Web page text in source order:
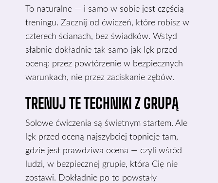
To naturalne — i samo w sobie jest częścią
treningu. Zacznij od ćwiczeń, które robisz w
czterech ścianach, bez świadków. Wstyd
słabnie dokładnie tak samo jak lęk przed
oceną: przez powtórzenie w bezpiecznych
warunkach, nie przez zaciskanie zębów.
TRENUJ TE TECHNIKI Z GRUPĄ
Solowe ćwiczenia są świetnym startem. Ale
lęk przed oceną najszybciej topnieje tam,
gdzie jest prawdziwa ocena — czyli wśród
ludzi, w bezpiecznej grupie, która Cię nie
zostawi. Dokładnie po to powstały